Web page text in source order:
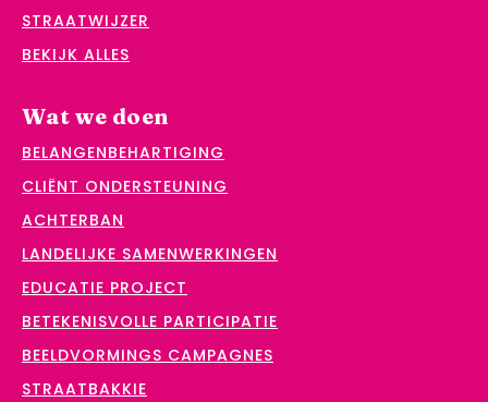
STRAATWIJZER
BEKIJK ALLES
Wat we doen
BELANGENBEHARTIGING
CLIËNT ONDERSTEUNING
ACHTERBAN
LANDELIJKE SAMENWERKINGEN
EDUCATIE PROJECT
BETEKENISVOLLE PARTICIPATIE
BEELDVORMINGS CAMPAGNES
STRAATBAKKIE